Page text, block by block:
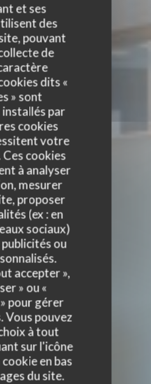
et ses
des
pouvant
de
dits «
» sont
par
cookies
votre
cookies
à analyser
mesurer
proposer
(ex : en
sociaux)
ou
accepter »,
» ou «
pour gérer
Vous pouvez
à tout
sur l'icône
en bas
du site.